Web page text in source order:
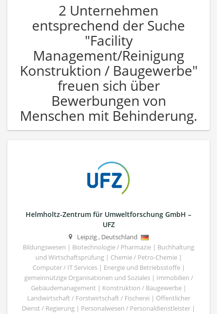
2 Unternehmen
entsprechend der Suche
"Facility
Management/Reinigung
Konstruktion / Baugewerbe"
freuen sich über
Bewerbungen von
Menschen mit Behinderung.
Helmholtz-Zentrum für Umweltforschung GmbH –
UFZ
Leipzig, Deutschland
Bildungswesen | Biotechnologie / Pharmazie | Buchhaltung
und Wirtschaftsprüfung | Chemie / Petro-Chemie |
Computer / IT Services | Energie und Betriebsstoffe |
gemeinnützige Organisationen und Soziales | Immobilien /
Gebäudemanagement | Konstruktion / Baugewerbe |
Landwirtschaft / Forstwirtschaft / Fischerei | Öffentlicher
Dienst / Regierung | Personalwesen / Personaldienstleister |